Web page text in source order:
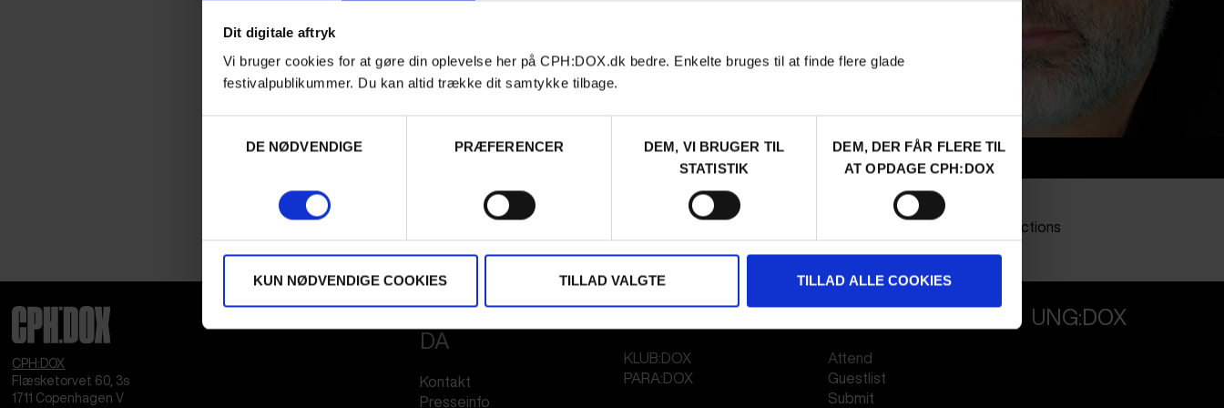
Dit digitale aftryk
Vi bruger cookies for at gøre din oplevelse her på CPH:DOX.dk bedre. Enkelte bruges til at finde flere glade
festivalpublikummer. Du kan altid trække dit samtykke tilbage.
DE NØDVENDIGE
PRÆFERENCER
DEM, VI BRUGER TIL
STATISTIK
DEM, DER FÅR FLERE TIL
AT OPDAGE CPH:DOX
KUN NØDVENDIGE COOKIES TILLAD VALGTE TILLAD ALLE COOKIES
Nationalitet
nihilproductions
Profession
Director
CPH:DOX
Flæsketorvet 60, 3s
1711 Copenhagen V
DA
Kontakt
Presseinfo
KLUB:DOX
PARA:DOX
Attend
Guestlist
Submit
UNG:DOX